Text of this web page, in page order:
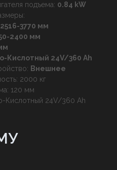
подъема: 0.84 kW
2516-3770 мм
2400 мм
Кислотный 24V/360 Ah
Внешнее
2000 кг
120 мм
Кислотный 24V/360 Ah